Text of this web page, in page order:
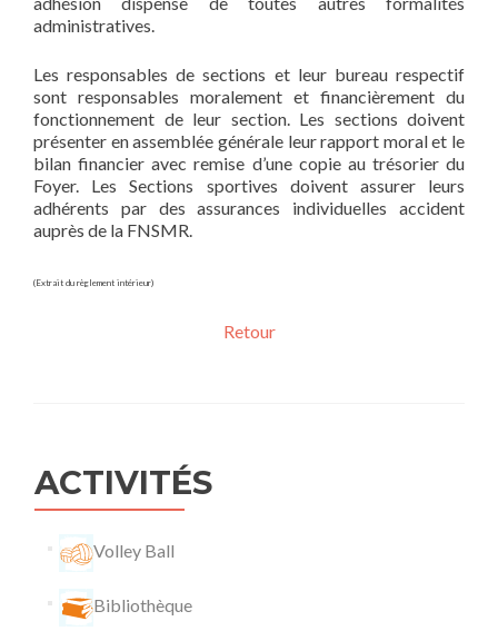
administratives.
Les responsables de sections et leur bureau respectif
sont responsables moralement et financièrement du
fonctionnement de leur section. Les sections doivent
présenter en assemblée générale leur rapport moral et le
bilan financier avec remise d’une copie au trésorier du
Foyer. Les Sections sportives doivent assurer leurs
adhérents par des assurances individuelles accident
auprès de la FNSMR.
(Extrait du règlement intérieur)
Retour
ACTIVITÉS
Volley Ball
Bibliothèque